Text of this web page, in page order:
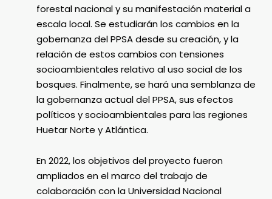
forestal nacional y su manifestación material a
escala local. Se estudiarán los cambios en la
gobernanza del PPSA desde su creación, y la
relación de estos cambios con tensiones
socioambientales relativo al uso social de los
bosques. Finalmente, se hará una semblanza de
la gobernanza actual del PPSA, sus efectos
políticos y socioambientales para las regiones
Huetar Norte y Atlántica.
En 2022, los objetivos del proyecto fueron
ampliados en el marco del trabajo de
colaboración con la Universidad Nacional